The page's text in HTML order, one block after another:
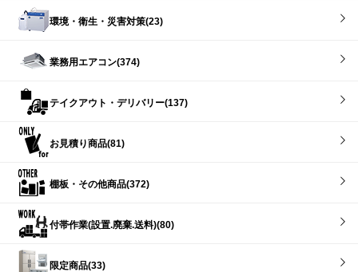
環境・衛生・災害対策(23)
業務用エアコン(374)
テイクアウト・デリバリー(137)
お見積り商品(81)
棚板・その他商品(372)
付帯作業(設置.廃棄.送料)(80)
限定商品(33)